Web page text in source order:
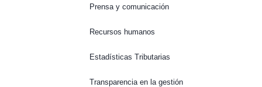
Prensa y comunicación
Recursos humanos
Estadísticas Tributarias
Transparencia en la gestión